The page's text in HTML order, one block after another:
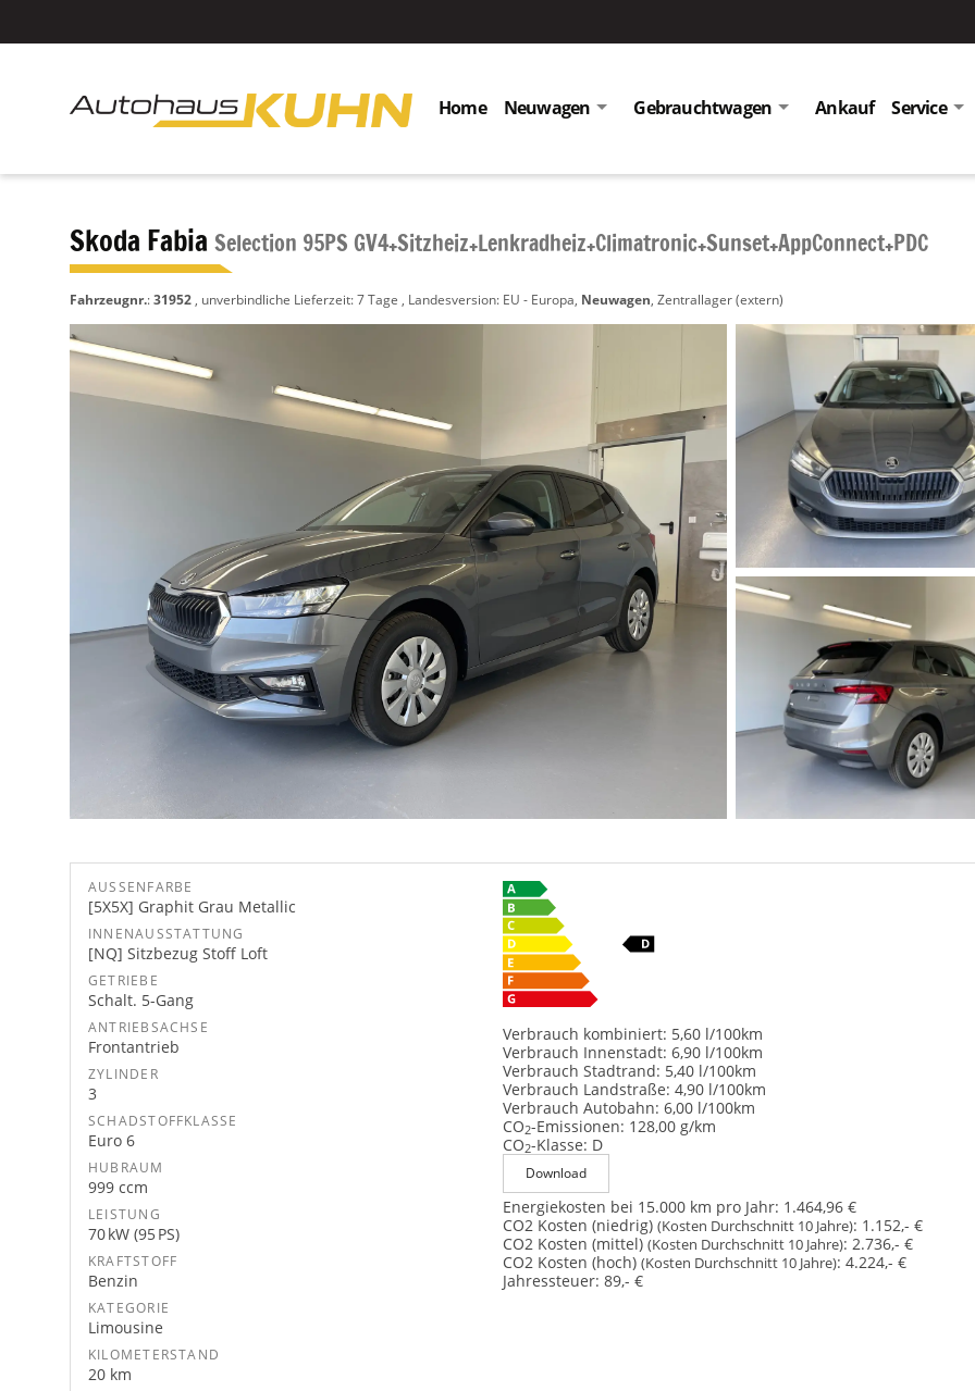
Home Neuwagen Gebrauchtwagen Ankauf Service
Skoda Fabia Selection 95PS GV4+Sitzheiz+Lenkradheiz+Climatronic+Sunset+AppConnect+PDC
Fahrzeugnr.:31952 , unverbindliche Lieferzeit:7 Tage , Landesversion: EU - Europa, Neuwagen, Zentrallager (extern)
AUSSENFARBE
[5X5X] Graphit Grau Metallic
INNENAUSSTATTUNG
[NQ] Sitzbezug Stoff Loft
GETRIEBE
Schalt. 5-Gang
ANTRIEBSACHSE
Frontantrieb
ZYLINDER
3
SCHADSTOFFKLASSE
Euro 6
HUBRAUM
999 ccm
LEISTUNG
70 kW (95 PS)
KRAFTSTOFF
Benzin
KATEGORIE
Limousine
KILOMETERSTAND
20 km
Verbrauch kombiniert: 5,60 l/100km
Verbrauch Innenstadt: 6,90 l/100km
Verbrauch Stadtrand: 5,40 l/100km
Verbrauch Landstraße: 4,90 l/100km
Verbrauch Autobahn: 6,00 l/100km
CO2-Emissionen: 128,00 g/km
CO2-Klasse: D
Download
Energiekosten bei 15.000 km pro Jahr: 1.464,96 €
CO2 Kosten (niedrig) (Kosten Durchschnitt 10 Jahre): 1.152,- €
CO2 Kosten (mittel) (Kosten Durchschnitt 10 Jahre): 2.736,- €
CO2 Kosten (hoch) (Kosten Durchschnitt 10 Jahre): 4.224,- €
Jahressteuer: 89,- €